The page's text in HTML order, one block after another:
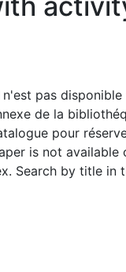
pas disponible
de la
pour
is not available
Search by title in